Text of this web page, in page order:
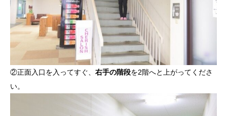
②正面入口を入ってすぐ、 右手の階段を2階へと上がってくださ
い。